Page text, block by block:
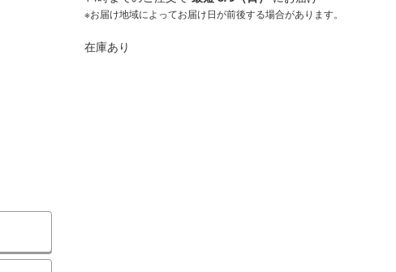
※お届け地域によってお届け日が前後する場合があります。
在庫あり